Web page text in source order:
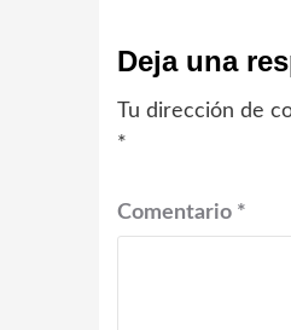
Deja una
Tu dirección de
*
Comentario *